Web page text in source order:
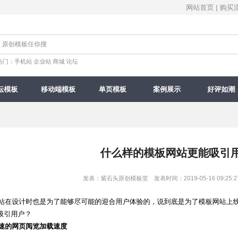
网站首页 | 购买
门： 手机站 企业站 商城 论坛
模板 移动端模板 单页模板 案例展示 好评如潮
什么样的模板网站更能吸引
发表：紫石头原创模板堂 发表时间：2019-05-16
设计时也是为了能够尽可能的迎合用户体验的，说到底是为了模板网站上
引用户？
的网页阅览加载速度